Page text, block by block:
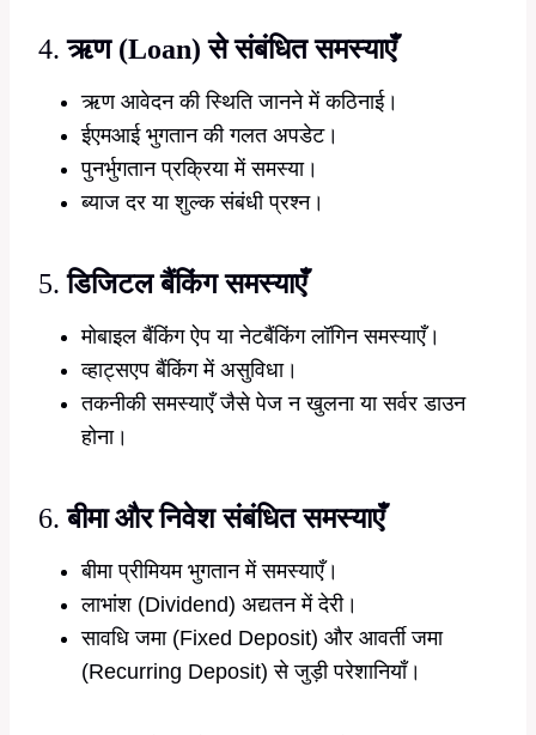
4.ऋण (Loan) से संबंधित समस्याएँ
ऋण आवेदन की स्थिति जानने में कठिनाई।
ईएमआई भुगतान की गलत अपडेट।
पुनर्भुगतान प्रक्रिया में समस्या।
ब्याज दर या शुल्क संबंधी प्रश्न।
5.डिजिटल बैंकिंग समस्याएँ
मोबाइल बैंकिंग ऐप या नेटबैंकिंग लॉगिन समस्याएँ।
व्हाट्सएप बैंकिंग में असुविधा।
तकनीकी समस्याएँ जैसे पेज न खुलना या सर्वर डाउन
होना।
6.बीमा और निवेश संबंधित समस्याएँ
बीमा प्रीमियम भुगतान में समस्याएँ।
लाभांश (Dividend) अद्यतन में देरी।
सावधि जमा (Fixed Deposit) और आवर्ती जमा
(Recurring Deposit) से जुड़ी परेशानियाँ।